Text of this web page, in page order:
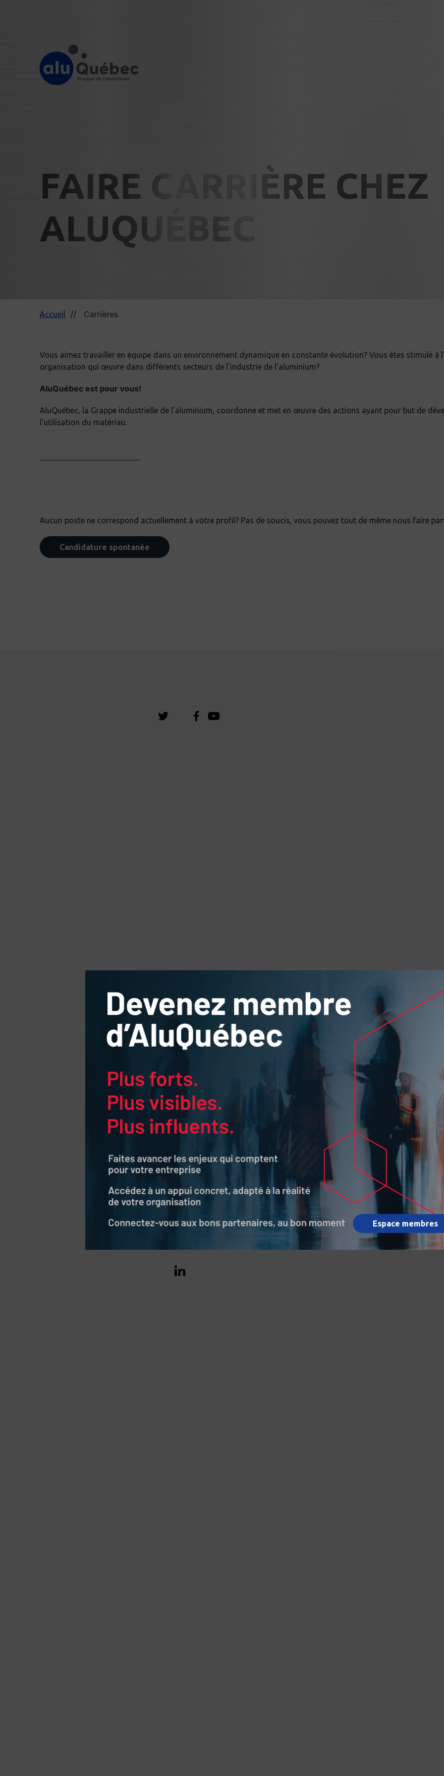
Espace membres
FAIRE CARRIÈRE CHEZ
ALUQUÉBEC
Accueil Carrières
Vous aimez travailler en équipe dans un environnement dynamique en constante évolution? Vous êtes stimulé
organisation qui œuvre dans différents secteurs de l’industrie de l’aluminium?
AluQuébec est pour vous!
AluQuébec, la Grappe industrielle de l’aluminium, coordonne et met en œuvre des actions ayant pour but de
l’utilisation du matériau.
Aucun poste ne correspond actuellement à votre profil? Pas de soucis, vous pouvez tout de même nous faire
Candidature spontanée